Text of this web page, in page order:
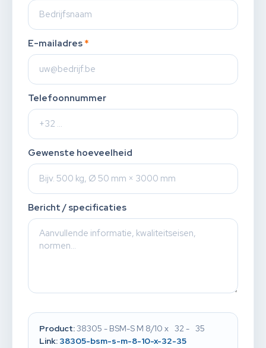
E-mailadres *
Telefoonnummer
Gewenste hoeveelheid
Bericht / specificaties
Product:38305 - BSM-S M 8/10 x 32 - 35
Link: 38305-bsm-s-m-8-10-x-32-35